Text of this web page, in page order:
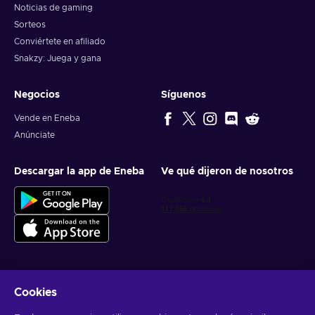
Noticias de gaming
Sorteos
Conviértete en afiliado
Snakzy: Juega y gana
Negocios
Vende en Eneba
Anúnciate
Síguenos
Descargar la app de Eneba Ve qué dijeron de nosotros
Obtén ofertas personalizadas de videojuegos
Cookies